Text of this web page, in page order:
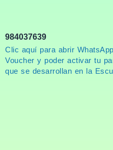
984037639
Clic aquí para abrir
Voucher y poder activar tu
que se desarrollan en la